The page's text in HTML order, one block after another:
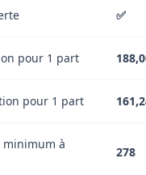
✅
pour 1 part
pour 1 part
minimum à
278